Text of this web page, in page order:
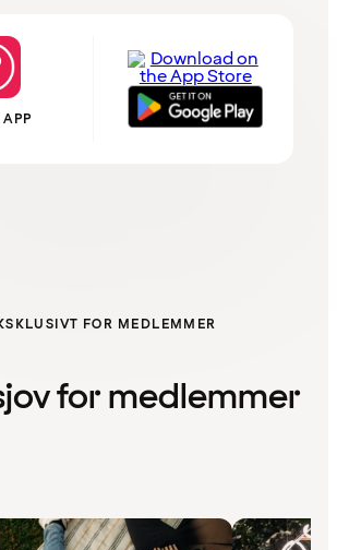
FOR MEDLEMMER
for medlemmer